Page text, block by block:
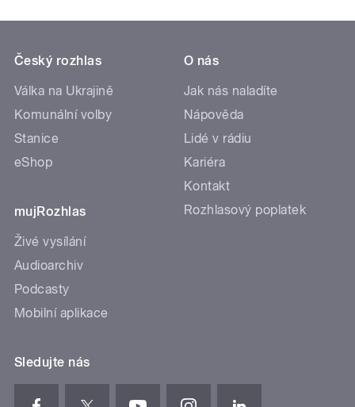
Český rozhlas
Válka na Ukrajině
Komunální volby
Stanice
eShop
mujRozhlas
Živé vysílání
Audioarchiv
Podcasty
Mobilní aplikace
O nás
Jak nás naladíte
Nápověda
Lidé v rádiu
Kariéra
Kontakt
Rozhlasový poplatek
Sledujte nás